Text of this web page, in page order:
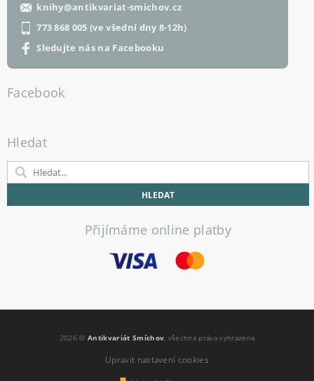
knihy@antikvariat-smichov.cz
773 868 005 (ve všední dny 8-12h)
Sledujte nás na Facebooku
Facebook
Hledat
Přijímáme online platby
2026 ©Antikvariát Smíchov , všechna práva vyhrazena
Upravit nastavení cookies